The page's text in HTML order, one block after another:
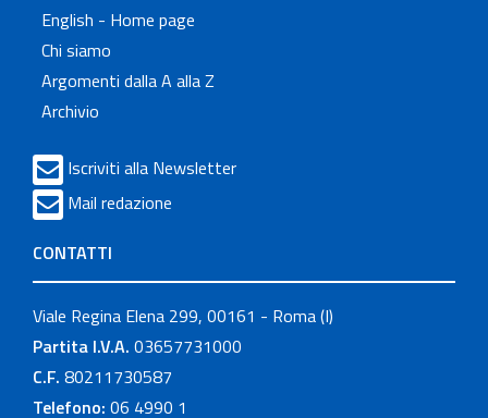
English - Home page
Chi siamo
Argomenti dalla A alla Z
Archivio
Iscriviti alla Newsletter
Mail redazione
CONTATTI
Viale Regina Elena 299, 00161 - Roma (I)
Partita I.V.A. 03657731000
C.F. 80211730587
Telefono: 06 4990 1